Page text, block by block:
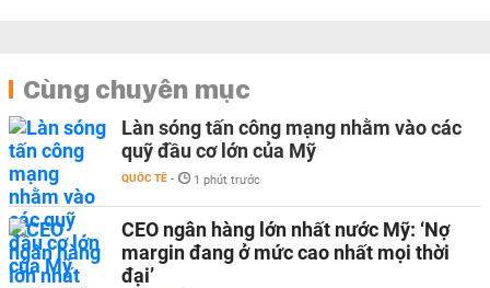
Cùng chuyên mục
Làn sóng tấn công mạng nhằm vào các
quỹ đầu cơ lớn của Mỹ
QUỐC TẾ - 1 phút trước
CEO ngân hàng lớn nhất nước Mỹ: ‘Nợ
margin đang ở mức cao nhất mọi thời
đại’